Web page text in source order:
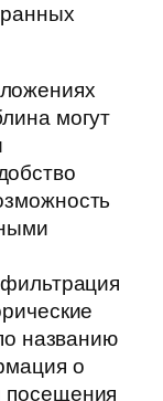
могут
названию
о
посещения